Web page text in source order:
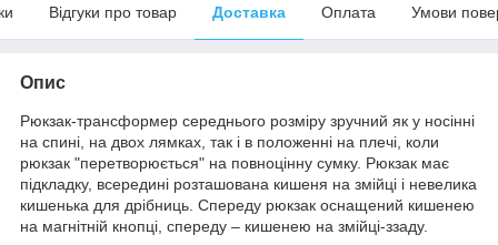
Відгуки про товар Доставка Оплата Умови
Опис
Рюкзак-трансформер середнього розміру зручний як у носінні
на спині, на двох лямках, так і в положенні на плечі, коли
рюкзак "перетворюється" на повноцінну сумку. Рюкзак має
підкладку, всередині розташована кишеня на змійці і невелика
кишенька для дрібниць. Спереду рюкзак оснащений кишенею
на магнітній кнопці, спереду – кишенею на змійці-ззаду.